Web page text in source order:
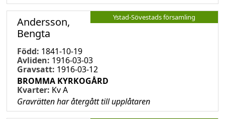
Ystad-Sövestads församling
Andersson,
Bengta
Född: 1841-10-19
Avliden: 1916-03-03
Gravsatt: 1916-03-12
BROMMA KYRKOGÅRD
Kvarter: Kv A
Gravrätten har återgått till upplåtaren